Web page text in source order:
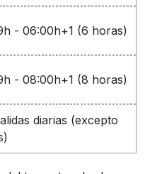
- 06:00h+1 (6 horas)
- 08:00h+1 (8 horas)
diarias (excepto